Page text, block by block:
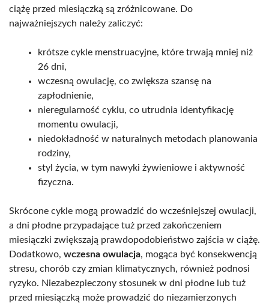
ciążę przed miesiączką są zróżnicowane. Do
najważniejszych należy zaliczyć:
krótsze cykle menstruacyjne, które trwają mniej niż
26 dni,
wczesną owulację, co zwiększa szansę na
zapłodnienie,
nieregularność cyklu, co utrudnia identyfikację
momentu owulacji,
niedokładność w naturalnych metodach planowania
rodziny,
styl życia, w tym nawyki żywieniowe i aktywność
fizyczna.
Skrócone cykle mogą prowadzić do wcześniejszej owulacji,
a dni płodne przypadające tuż przed zakończeniem
miesiączki zwiększają prawdopodobieństwo zajścia w ciążę.
Dodatkowo, wczesna owulacja, mogąca być konsekwencją
stresu, chorób czy zmian klimatycznych, również podnosi
ryzyko. Niezabezpieczony stosunek w dni płodne lub tuż
przed miesiączką może prowadzić do niezamierzonych